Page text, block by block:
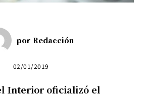
por Redacción
02/01/2019
Interior oficializó el